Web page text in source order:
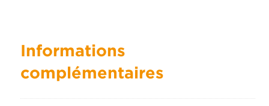
Informations
complémentaires